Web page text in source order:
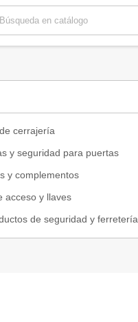
cerrajería
y seguridad para puertas
y complementos
acceso y llaves
de seguridad y ferretería